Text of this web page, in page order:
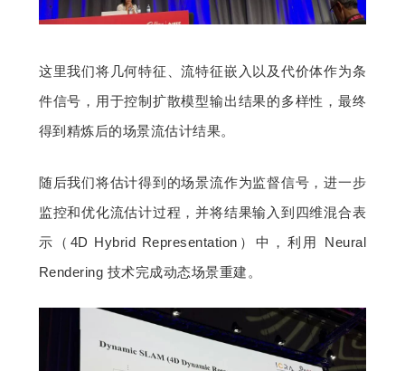
这里我们将几何特征、流特征嵌入以及代价体作为条
件信号，用于控制扩散模型输出结果的多样性，最终
得到精炼后的场景流估计结果。
随后我们将估计得到的场景流作为监督信号，进一步
监控和优化流估计过程，并将结果输入到四维混合表
示（4D Hybrid Representation）中，利用 Neural
Rendering 技术完成动态场景重建。